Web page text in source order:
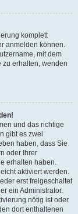
komplett
anmelden können.
mit dem
zu erhalten, wenden
und das richtige
gibt es zwei
haben, dass Sie
oder Ihrer
erhalten haben.
aktiviert werden.
erst freigeschaltet
ein Administrator.
nötig ist oder
dort enthaltenen